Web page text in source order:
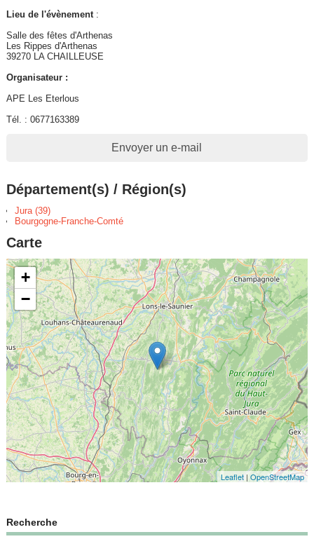
Lieu de l'évènement:
Salle des fêtes d'Arthenas
Les Rippes d'Arthenas
39270 LA CHAILLEUSE
Organisateur :
APE Les Eterlous
Tél. : 0677163389
Envoyer un e-mail
Département(s) / Région(s)
Jura (39)
Bourgogne-Franche-Comté
Carte
+
−
Leaflet |OpenStreetMap
Recherche